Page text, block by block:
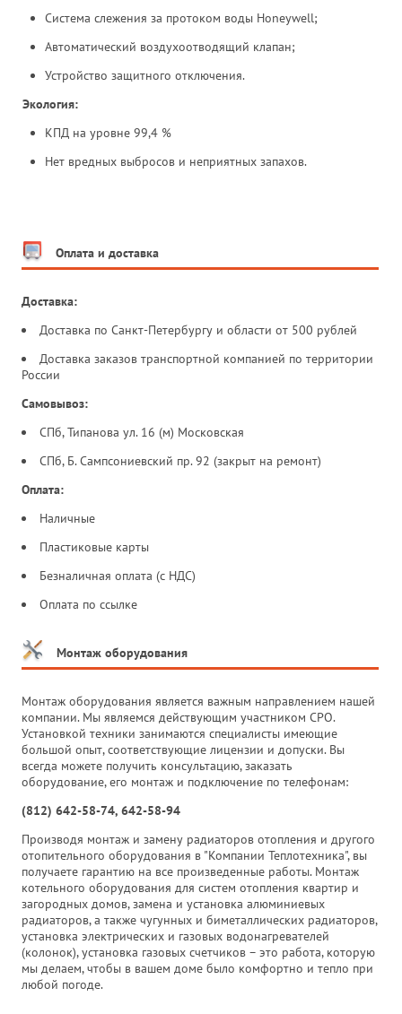
Система слежения за протоком воды Honeywell;
Автоматический воздухоотводящий клапан;
Устройство защитного отключения.
Экология:
КПД на уровне 99,4 %
Нет вредных выбросов и неприятных запахов.
Оплата и доставка
Доставка:
Доставка по Санкт-Петербургу и области от 500 рублей
Доставка заказов транспортной компанией по территории
России
Самовывоз:
СПб, Типанова ул. 16 (м) Московская
СПб, Б. Сампсониевский пр. 92 (закрыт на ремонт)
Оплата:
Наличные
Пластиковые карты
Безналичная оплата (с НДС)
Оплата по ссылке
Монтаж оборудования
Монтаж оборудования является важным направлением нашей
компании. Мы являемся действующим участником СРО.
Установкой техники занимаются специалисты имеющие
большой опыт, соответствующие лицензии и допуски. Вы
всегда можете получить консультацию, заказать
оборудование, его монтаж и подключение по телефонам:
(812) 642-58-74, 642-58-94
Производя монтаж и замену радиаторов отопления и другого
отопительного оборудования в "Компании Теплотехника", вы
получаете гарантию на все произведенные работы. Монтаж
котельного оборудования для систем отопления квартир и
загородных домов, замена и установка алюминиевых
радиаторов, а также чугунных и биметаллических радиаторов,
установка электрических и газовых водонагревателей
(колонок), установка газовых счетчиков – это работа, которую
мы делаем, чтобы в вашем доме было комфортно и тепло при
любой погоде.